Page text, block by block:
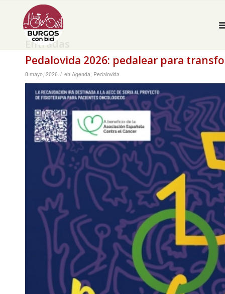
Entradas
Pedalovida 2026: pedalear para
8 mayo, 2026 / en Agenda, Pedalovida